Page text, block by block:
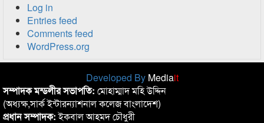
Log in
Entries feed
Comments feed
WordPress.org
Developed By Mediait
সম্পাদক মন্ডলীর সভাপতি: মোহাম্মাদ মহি উদ্দিন
(অধ্যক্ষ,সার্ক ইন্টারন্যাশনাল কলেজ বাংলাদেশ)
প্রধান সম্পাদক:ইকবাল আহমদ চৌধুরী